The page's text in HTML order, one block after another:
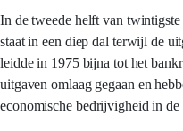
In de tweede helft van
staat in een diep dal terwijl de
leidde in 1975 bijna tot het
uitgaven omlaag gegaan en
economische bedrijvigheid in de